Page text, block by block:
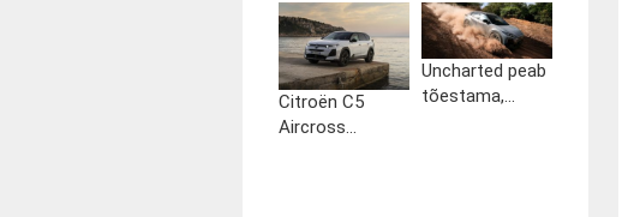
Citroën C5
Aircross...
Uncharted peab
tõestama,...